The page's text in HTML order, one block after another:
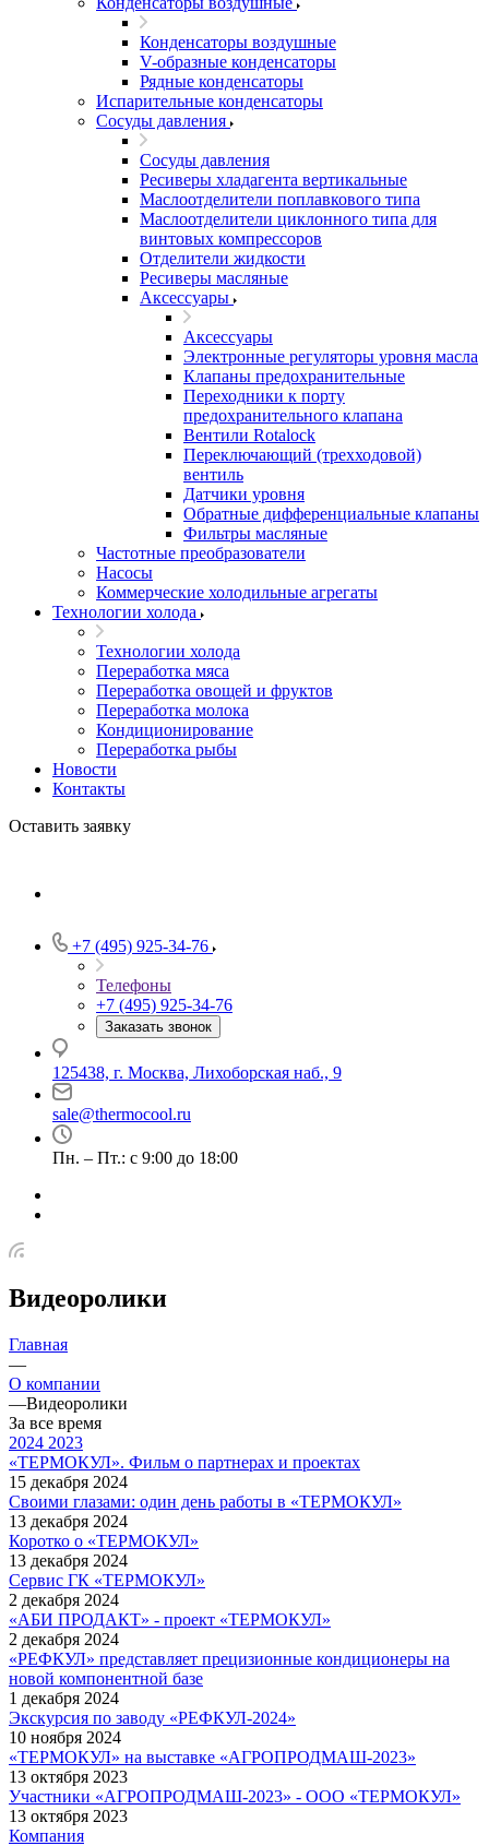
Конденсаторы воздушные
V-образные конденсаторы
Рядные конденсаторы
Испарительные конденсаторы
Сосуды давления
Сосуды давления
Ресиверы хладагента вертикальные
Маслоотделители поплавкового типа
Маслоотделители циклонного типа для
винтовых компрессоров
Отделители жидкости
Ресиверы масляные
Аксессуары
Аксессуары
Электронные регуляторы уровня масла
Клапаны предохранительные
Переходники к порту
предохранительного клапана
Вентили Rotalock
Переключающий (трехходовой)
вентиль
Датчики уровня
Обратные дифференциальные клапаны
Фильтры масляные
Частотные преобразователи
Насосы
Коммерческие холодильные агрегаты
Технологии холода
Технологии холода
Переработка мяса
Переработка овощей и фруктов
Переработка молока
Кондиционирование
Переработка рыбы
Новости
Контакты
Оставить заявку
+7 (495) 925-34-76
Телефоны
+7 (495) 925-34-76
Заказать звонок
125438, г. Москва, Лихоборская наб., 9
sale@thermocool.ru
Пн. – Пт.: с 9:00 до 18:00
Видеоролики
Главная
—
О компании
—Видеоролики
За все время
2024 2023
«ТЕРМОКУЛ». Фильм о партнерах и проектах
15 декабря 2024
Своими глазами: один день работы в «ТЕРМОКУЛ»
13 декабря 2024
Коротко о «ТЕРМОКУЛ»
13 декабря 2024
Сервис ГК «ТЕРМОКУЛ»
2 декабря 2024
«АБИ ПРОДАКТ» - проект «ТЕРМОКУЛ»
2 декабря 2024
«РЕФКУЛ» представляет прецизионные кондиционеры на
новой компонентной базе
1 декабря 2024
Экскурсия по заводу «РЕФКУЛ-2024»
10 ноября 2024
«ТЕРМОКУЛ» на выставке «АГРОПРОДМАШ-2023»
13 октября 2023
Участники «АГРОПРОДМАШ-2023» - ООО «ТЕРМОКУЛ»
13 октября 2023
Компания